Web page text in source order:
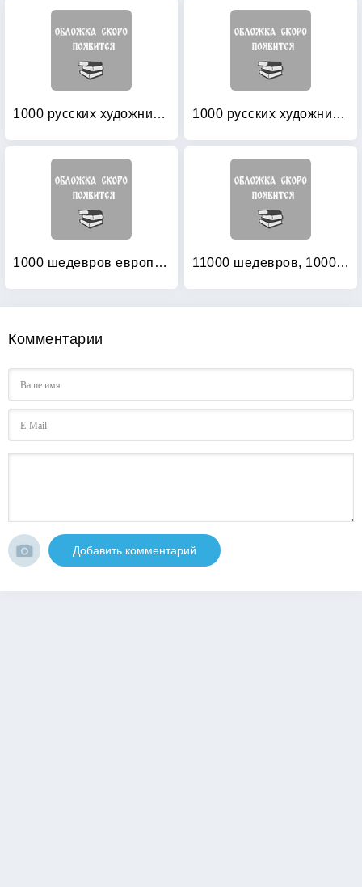
1000 русских художников (в футляре) 1000 русских художников: Большая коллекция (кожаный)
1000 шедевров европейской живописи 11000 шедевров, 1000 мастеров классической живописи
Комментарии